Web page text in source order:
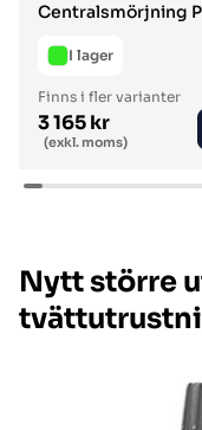
Centralsmörjning
I lager
Finns i fler varianter
Ordinarie pris
3 165 kr
(exkl. moms)
Nytt större